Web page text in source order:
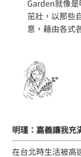
Garden就像
茁壯，以那些
意，藉由各式
明瑾：嘉義讓我充
在台北時生活被高